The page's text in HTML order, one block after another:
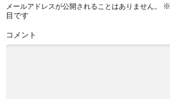
メールアドレスが公開されることはありません。 ※
目です
コメント